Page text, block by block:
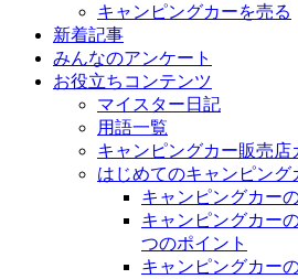
キャンピングカーを売る
新着記事
みんなのアンケート
お役立ちコンテンツ
マイスター日記
用語一覧
キャンピングカー販売店
はじめてのキャンピング
キャンピングカー
キャンピングカー
つのポイント
キャンピングカー